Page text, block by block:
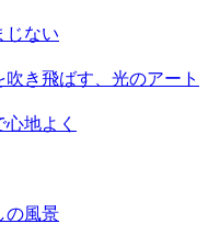
じない
吹き飛ばす、光のアート
地よく
の風景